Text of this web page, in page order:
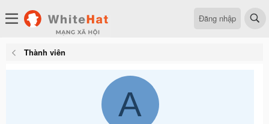
Đăng nhập
Thành viên
A